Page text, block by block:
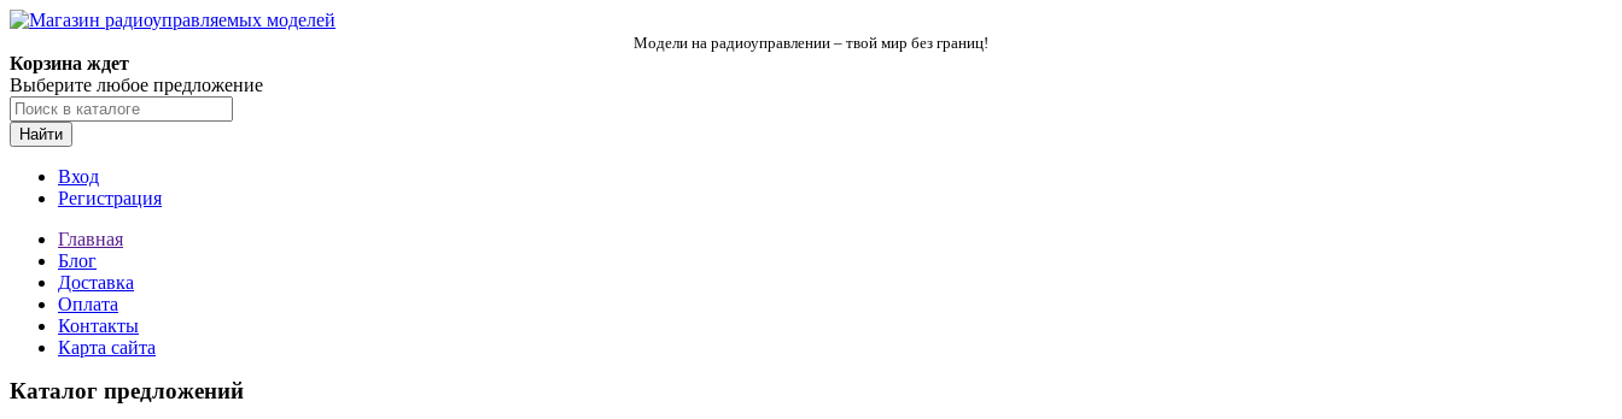
Модели на радиоуправлении – твой мир без границ!
Корзина ждет
Выберите любое предложение
Найти
Вход
Регистрация
Главная
Блог
Доставка
Оплата
Контакты
Карта сайта
Каталог предложений